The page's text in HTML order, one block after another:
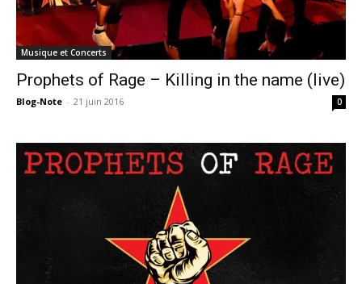
Musique et Concerts
Prophets of Rage – Killing in the name (live)
Blog-Note - 21 juin 2016 0